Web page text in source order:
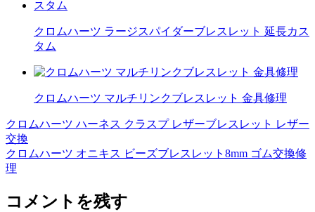
クロムハーツ ラージスパイダーブレスレット 延長カス
タム
クロムハーツ マルチリンクブレスレット 金具修理
投
稿
ナ
ビ
クロムハーツ ハーネス クラスプ レザーブレスレット レザー
交換
クロムハーツ オニキス ビーズブレスレット8mm ゴム交換修
理
コメントを残す